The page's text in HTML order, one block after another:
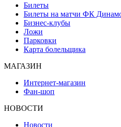
Билеты
Билеты на матчи ФК
Бизнес-клубы
Ложи
Парковки
Карта болельщика
МАГАЗИН
Интернет-магазин
Фан-шоп
НОВОСТИ
Новости